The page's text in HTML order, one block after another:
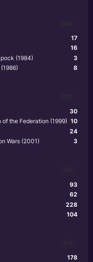
17
16
3
(1984)
8
30
10
the Federation (1999)
24
3
Wars (2001)
93
62
228
104
178